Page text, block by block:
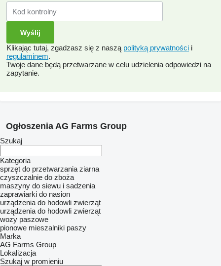
Klikając tutaj, zgadzasz się z naszą polityką prywatności i
regulaminem.
Twoje dane będą przetwarzane w celu udzielenia odpowiedzi na
zapytanie.
Ogłoszenia AG Farms Group
Szukaj
Kategoria
sprzęt do przetwarzania ziarna
czyszczalnie do zboża
maszyny do siewu i sadzenia
zaprawiarki do nasion
urządzenia do hodowli zwierząt
urządzenia do hodowli zwierząt
wozy paszowe
pionowe mieszalniki paszy
Marka
AG Farms Group
Lokalizacja
Szukaj w promieniu